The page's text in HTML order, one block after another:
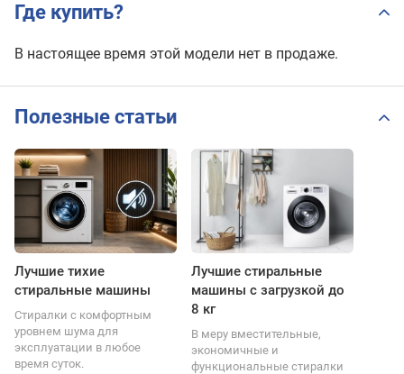
Где купить?
В настоящее время этой модели нет в продаже.
Полезные статьи
Лучшие тихие
стиральные машины
Стиралки с комфортным
уровнем шума для
эксплуатации в любое
время суток.
Лучшие стиральные
машины с загрузкой до
8 кг
В меру вместительные,
экономичные и
функциональные стиралки